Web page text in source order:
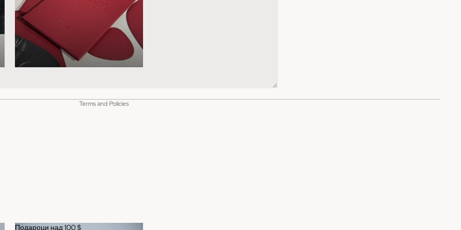
Подароци над 100 $
Terms and Policies
Contact information
Refund policy
Shipping policy